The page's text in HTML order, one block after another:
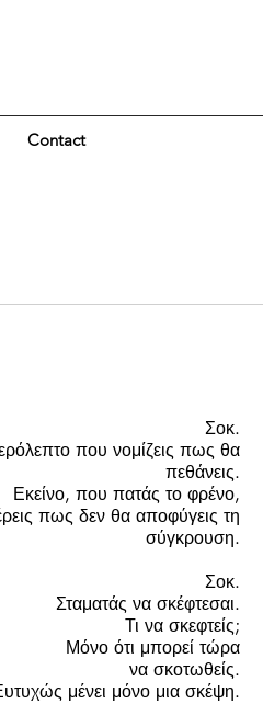
Contact
Σοκ.
που νομίζεις πως θα
πεθάνεις.
Εκείνο, που πατάς το φρένο,
πως δεν θα αποφύγεις τη
σύγκρουση.
Σοκ.
Σταματάς να σκέφτεσαι.
Τι να σκεφτείς;
Μόνο ότι μπορεί τώρα
να σκοτωθείς.
μένει μόνο μια σκέψη.